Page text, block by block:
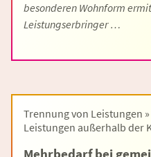
besonderen Wohnform
Leistungserbringer …
Trennung von Leistungen
Leistungen außerhalb der
Mehrbedarf bei